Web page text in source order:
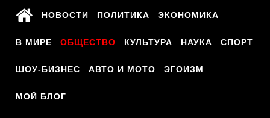
НОВОСТИ ПОЛИТИКА ЭКОНОМИКА
В МИРЕ ОБЩЕСТВО КУЛЬТУРА НАУКА СПОРТ
ШОУ-БИЗНЕС АВТО И МОТО ЭГОИЗМ
МОЙ БЛОГ